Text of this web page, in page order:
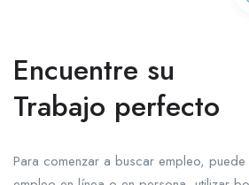
Encuentre su
Trabajo perfecto
Para comenzar a buscar empleo,